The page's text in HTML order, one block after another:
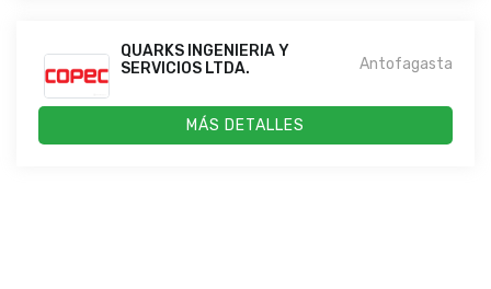
QUARKS INGENIERIA Y
SERVICIOS LTDA.
Antofagasta
MÁS DETALLES